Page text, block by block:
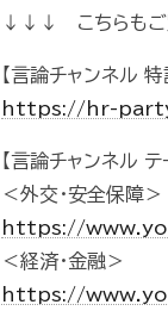
↓↓↓ こちらも
【言論チャンネル 特
https://hr-
【言論チャンネル テ
＜外交・安全保障＞
https://
＜経済・金融＞
https://